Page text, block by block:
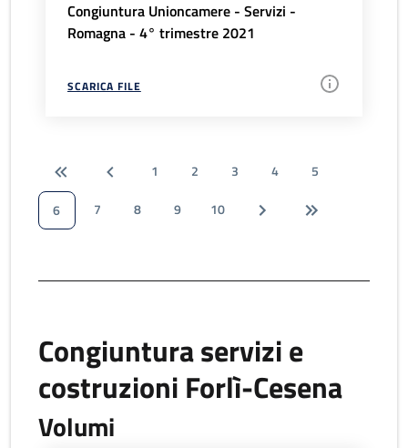
Congiuntura Unioncamere - Servizi -
Romagna - 4° trimestre 2021
SCARICA FILE
1 2 3 4
5
6
7 8 9 10
Congiuntura servizi e
costruzioni Forlì-Cesena
Volumi